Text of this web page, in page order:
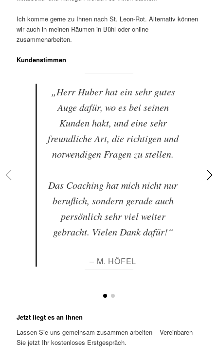
Ich komme gerne zu Ihnen nach St. Leon-Rot. Alternativ können
wir auch in meinen Räumen in Bühl oder online
zusammenarbeiten.
Kundenstimmen
„Herr Huber hat ein sehr gutes
Auge dafür, wo es bei seinen
Kunden hakt, und eine sehr
freundliche Art, die richtigen und
notwendigen Fragen zu stellen.
Das Coaching hat mich nicht nur
beruflich, sondern gerade auch
persönlich sehr viel weiter
gebracht. Vielen Dank dafür!“
– M. HÖFEL
Jetzt liegt es an Ihnen
Lassen Sie uns gemeinsam zusammen arbeiten – Vereinbaren
Sie jetzt Ihr kostenloses Erstgespräch.